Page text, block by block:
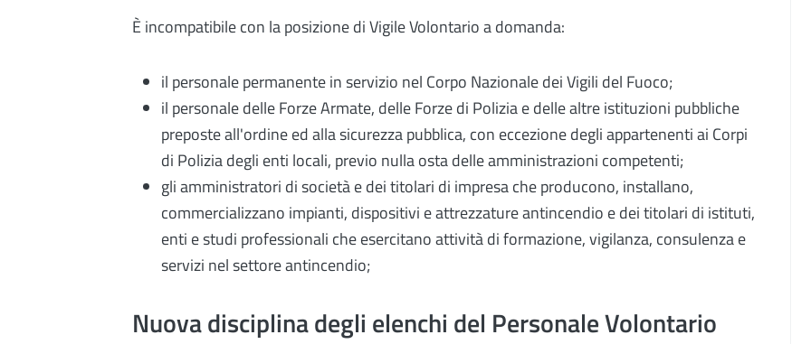
È incompatibile con la posizione di Vigile Volontario a domanda:
il personale permanente in servizio nel Corpo Nazionale dei Vigili del Fuoco;
il personale delle Forze Armate, delle Forze di Polizia e delle altre istituzioni pubbliche
preposte all'ordine ed alla sicurezza pubblica, con eccezione degli appartenenti ai Corpi
di Polizia degli enti locali, previo nulla osta delle amministrazioni competenti;
gli amministratori di società e dei titolari di impresa che producono, installano,
commercializzano impianti, dispositivi e attrezzature antincendio e dei titolari di istituti,
enti e studi professionali che esercitano attività di formazione, vigilanza, consulenza e
servizi nel settore antincendio;
Nuova disciplina degli elenchi del Personale Volontario